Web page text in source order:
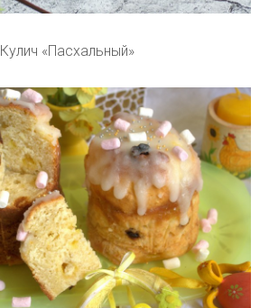
Кулич «Пасхальный»